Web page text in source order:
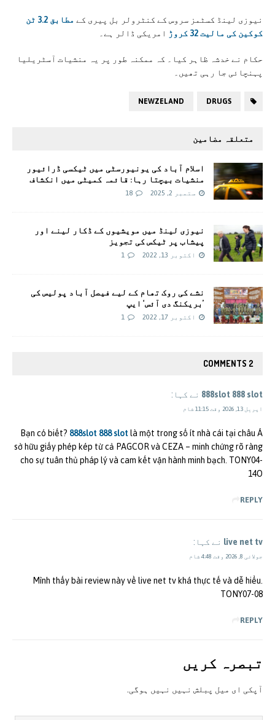
نیوزی لینڈ کسٹمز سروس کے کنٹرولر بل پیری کے
مطابق 3.2 ٹن
کوکین کی مالیت 32 کروڑ
امریکی ڈالر ہے۔
حکام نے خدشہ ظاہر کیا۔ کہ ممکنہ طور پر یہ منشیات آسٹریلیا
پہنچائی جا رہی تھیں۔
DRUGS
NEWZELAND
متعلقہ مضامین
اسلام آباد کی یونیورسٹی میں ٹیکسی ڈرائیور
منشیات بیچتا رہا: قائمہ کمیٹی میں انکشاف
ستمبر 2, 2025 18
نیوزی لینڈ میں مویشیوں کے ڈکار لینے اور
پیشاب پر ٹیکس کی تجویز
اکتوبر 13, 2022 1
نشے کی روک تھام کے لیے فیصل آباد پولیس کی
’بریکنگ دی آئس‘ ایپ
اکتوبر 17, 2022 1
2 COMMENTS
888slot 888 slot نے کہا:
اپریل 13, 2026 وقت 11:15 شام
Bạn có biết? 888slot 888 slotlà một trong số ít nhà cái tại châu Á
sở hữu giấy phép kép từ cả PAGCOR và CEZA – minh chứng rõ ràng
cho sự tuân thủ pháp lý và cam kết vận hành minh bạch. TONY04-
14O
REPLY
live net tv نے کہا:
جولائی 8, 2026 وقت 4:48 شام
Mình thấy bài review này về live net tv khá thực tế và dễ hiểu.
TONY07-08
REPLY
تبصرہ کريں
آپکی ای ميل پبلش نہيں نہيں ہوگی.